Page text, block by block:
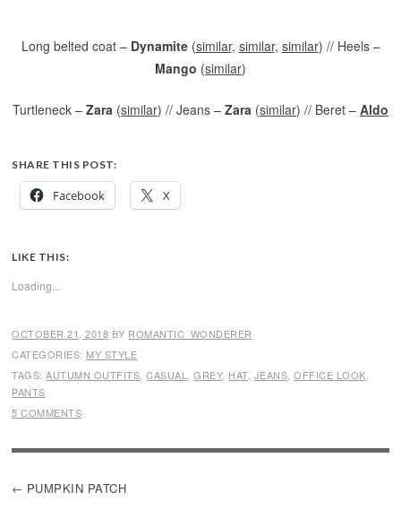
Long belted coat – Dynamite(similar, similar, similar) // Heels –
Mango (similar)
Turtleneck – Zara (similar) // Jeans – Zara (similar) // Beret – Aldo
SHARE THIS POST:
Facebook X
LIKE THIS:
Loading...
OCTOBER 21, 2018 BY ROMANTIC_WONDERER
CATEGORIES: MY STYLE
TAGS:AUTUMN OUTFITS ,CASUAL ,GREY, HAT, JEANS ,OFFICE LOOK
PANTS
5 COMMENTS
POST
PUMPKIN PATCH